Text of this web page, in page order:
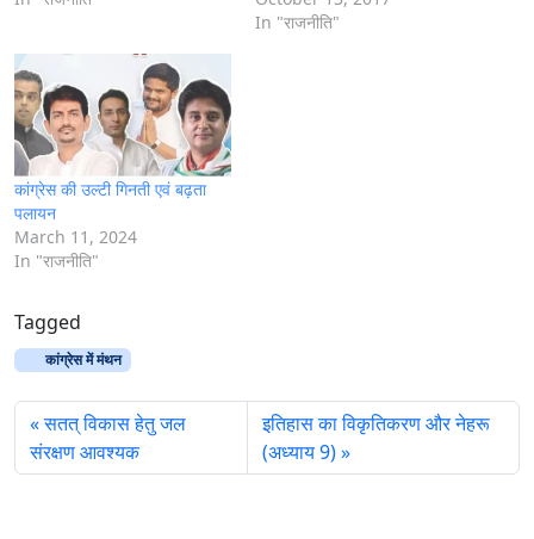
In "राजनीति"
कांग्रेस की उल्टी गिनती एवं बढ़ता
पलायन
March 11, 2024
In "राजनीति"
Tagged
कांग्रेस में मंथन
सतत् विकास हेतु जल
संरक्षण आवश्यक
इतिहास का विकृतिकरण और नेहरू
(अध्याय 9)